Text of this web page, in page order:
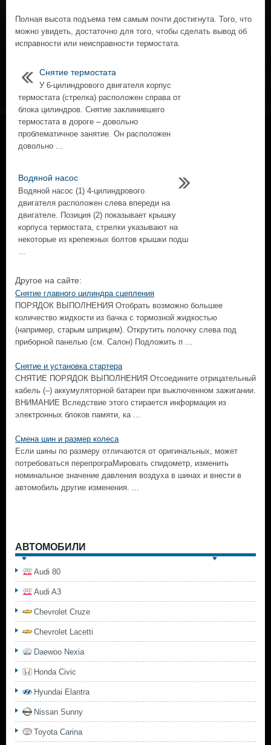
Полная высота подъема тем самым почти достигнута. Того, что
можно увидеть, достаточно для того, чтобы сделать вывод об
исправности или неисправности термостата.
Снятие термостата
У 6-цилиндрового двигателя корпус
термостата (стрелка) расположен справа от
блока цилиндров. Снятие заклинившего
термостата в дороге – довольно
проблематичное занятие. Он расположен
довольно ...
Водяной насос
Водяной насос (1) 4-цилиндрового
двигателя расположен слева впереди на
двигателе. Позиция (2) показывает крышку
корпуса термостата, стрелки указывают на
некоторые из крепежных болтов крышки подш
...
Другое на сайте:
Снятие главного цилиндра сцепления
ПОРЯДОК ВЫПОЛНЕНИЯ Отобрать возможно большее
количество жидкости из бачка с тормозной жидкостью
(например, старым шприцем). Открутить полочку слева под
приборной панелью (см. Салон) Подложить п ...
Снятие и установка стартера
СНЯТИЕ ПОРЯДОК ВЫПОЛНЕНИЯ Отсоедините отрицательный
кабель (–) аккумуляторной батареи при выключенном зажигании.
ВНИМАНИЕ Вследствие этого стирается информация из
электронных блоков памяти, ка ...
Смена шин и размер колеса
Если шины по размеру отличаются от оригинальных, может
потребоваться перепрограМировать спидометр, изменить
номинальное значение давления воздуха в шинах и внести в
автомобиль другие изменения. ...
АВТОМОБИЛИ
Audi 80
Audi A3
Chevrolet Cruze
Chevrolet Lacetti
Daewoo Nexia
Honda Civic
Hyundai Elantra
Nissan Sunny
Toyota Carina